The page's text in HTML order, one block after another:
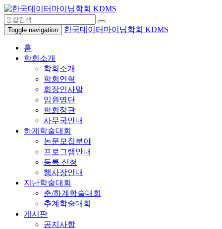
Toggle navigation 한국데이터마이닝학회 KDMS
홈
학회소개
학회소개
학회연혁
회장인사말
임원명단
학회정관
사무국안내
하계학술대회
논문모집분야
프로그램안내
등록 신청
행사장안내
지난학술대회
춘/하계학술대회
추계학술대회
게시판
공지사항